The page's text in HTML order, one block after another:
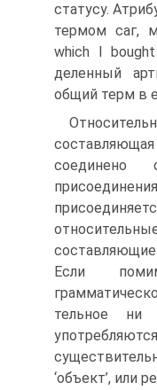
статусу.
термом саг,
which I
деленный
общий терм в
соединено
Если
тельное
‘объект’, или